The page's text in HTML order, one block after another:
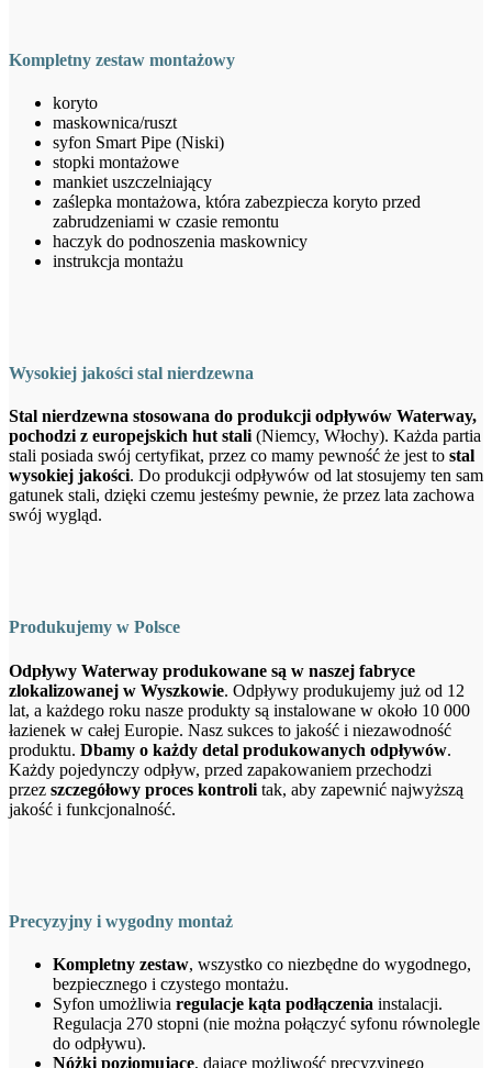
Kompletny zestaw montażowy
koryto
maskownica/ruszt
syfon Smart Pipe (Niski)
stopki montażowe
mankiet uszczelniający
zaślepka montażowa, która zabezpiecza koryto przed
zabrudzeniami w czasie remontu
haczyk do podnoszenia maskownicy
instrukcja montażu
Wysokiej jakości stal nierdzewna
Stal nierdzewna stosowana do produkcji odpływów Waterway,
pochodzi z europejskich hut stali (Niemcy, Włochy). Każda partia
stali posiada swój certyfikat, przez co mamy pewność że jest to stal
wysokiej jakości. Do produkcji odpływów od lat stosujemy ten sam
gatunek stali, dzięki czemu jesteśmy pewnie, że przez lata zachowa
swój wygląd.
Produkujemy w Polsce
Odpływy Waterway produkowane są w naszej fabryce
zlokalizowanej w Wyszkowie. Odpływy produkujemy już od 12
lat, a każdego roku nasze produkty są instalowane w około 10 000
łazienek w całej Europie. Nasz sukces to jakość i niezawodność
produktu. Dbamy o każdy detal produkowanych odpływów.
Każdy pojedynczy odpływ, przed zapakowaniem przechodzi
przez szczegółowy proces kontroli tak, aby zapewnić najwyższą
jakość i funkcjonalność.
Precyzyjny i wygodny montaż
Kompletny zestaw, wszystko co niezbędne do wygodnego,
bezpiecznego i czystego montażu.
Syfon umożliwia regulacje kąta podłączenia instalacji.
Regulacja 270 stopni (nie można połączyć syfonu równolegle
do odpływu).
Nóżki poziomujące, dające możliwość precyzyjnego